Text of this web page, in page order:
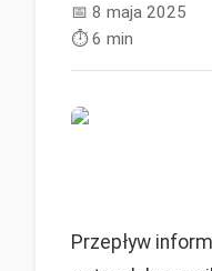
📅 8 maja 2025
⏱️6 min
Przepływ